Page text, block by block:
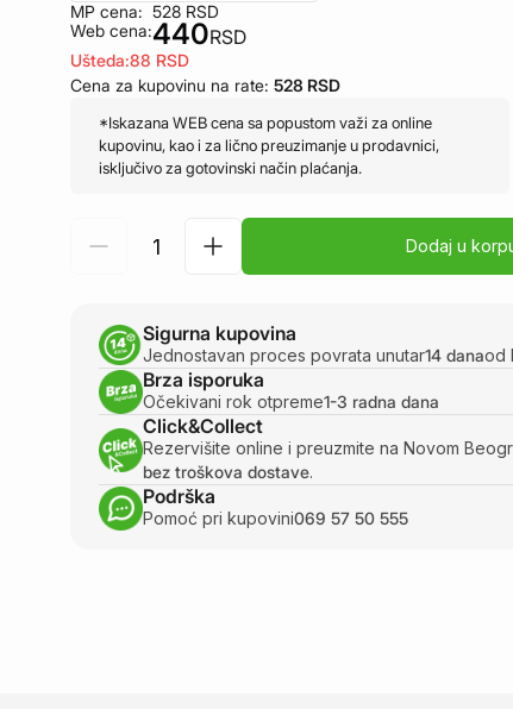
MP cena:
Web cena:
528 RSD
440RSD
Ušteda:88 RSD
Cena za kupovinu na rate: 528 RSD
*Iskazana WEB cena sa popustom važi za online
kupovinu, kao i za lično preuzimanje u prodavnici,
isključivo za gotovinski način plaćanja.
Dodaj u
Sigurna kupovina
Jednostavan proces povrata unutar14 danaod
Brza isporuka
Očekivani rok otpreme1-3 radna dana
Click&Collect
Rezervišite online i preuzmite na Novom
bez troškova dostave.
Podrška
Pomoć pri kupovini069 57 50 555